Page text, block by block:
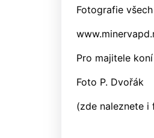
Fotografie
Pro majitele
Foto P. Dvořák
(zde naleznete i